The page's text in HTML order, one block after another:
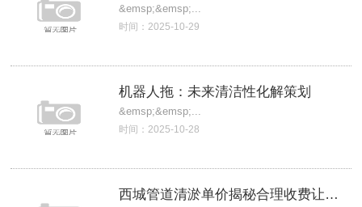
&emsp;&emsp;...
时间：2025-10-29
机器人拖：未来清洁性化解策划
&emsp;&emsp;...
时间：2025-10-28
西城管道清淤单价揭秘合理收费让你省心！